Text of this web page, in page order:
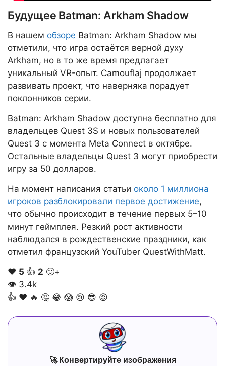
Будущее Batman: Arkham Shadow
В нашем обзоре Batman: Arkham Shadow мы
отметили, что игра остаётся верной духу
Arkham, но в то же время предлагает
уникальный VR-опыт. Camouflaj продолжает
развивать проект, что наверняка порадует
поклонников серии.
Batman: Arkham Shadow доступна бесплатно для
владельцев Quest 3S и новых пользователей
Quest 3 с момента Meta Connect в октябре.
Остальные владельцы Quest 3 могут приобрести
игру за 50 долларов.
На момент написания статьи около 1 миллиона
игроков разблокировали первое достижение,
что обычно происходит в течение первых 5–10
минут геймплея. Резкий рост активности
наблюдался в рождественские праздники, как
отметил французский YouTuber QuestWithMatt.
❤️ 5 👍 2 🙂+
👁 3.4k
👍 ❤️ 🔥 🤔 😂 😱 😢 😎 😡
🚀 Конвертируйте изображения